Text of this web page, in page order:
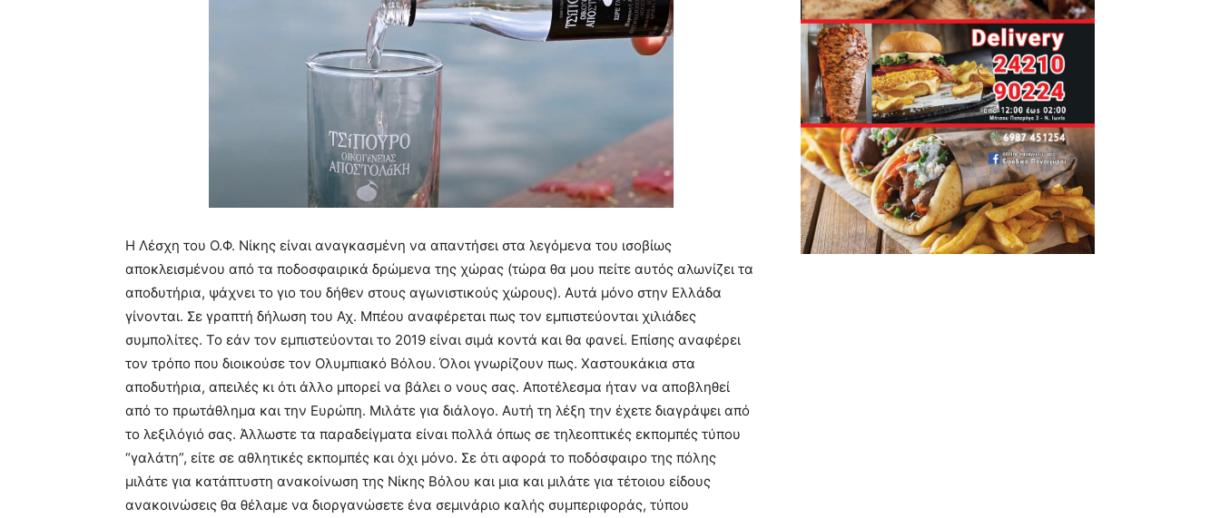
Η Λέσχη του Ο.Φ. Νίκης είναι αναγκασμένη να απαντήσει στα λεγόμενα του ισοβίως
αποκλεισμένου από τα ποδοσφαιρικά δρώμενα της χώρας (τώρα θα μου πείτε αυτός αλωνίζει τα
αποδυτήρια, ψάχνει το γιο του δήθεν στους αγωνιστικούς χώρους). Αυτά μόνο στην Ελλάδα
γίνονται. Σε γραπτή δήλωση του Αχ. Μπέου αναφέρεται πως τον εμπιστεύονται χιλιάδες
συμπολίτες. Το εάν τον εμπιστεύονται το 2019 είναι σιμά κοντά και θα φανεί. Επίσης αναφέρει
τον τρόπο που διοικούσε τον Ολυμπιακό Βόλου. Όλοι γνωρίζουν πως. Χαστουκάκια στα
αποδυτήρια, απειλές κι ότι άλλο μπορεί να βάλει ο νους σας. Αποτέλεσμα ήταν να αποβληθεί
από το πρωτάθλημα και την Ευρώπη. Μιλάτε για διάλογο. Αυτή τη λέξη την έχετε διαγράψει από
το λεξιλόγιό σας. Άλλωστε τα παραδείγματα είναι πολλά όπως σε τηλεοπτικές εκπομπές τύπου
“γαλάτη”, είτε σε αθλητικές εκπομπές και όχι μόνο. Σε ότι αφορά το ποδόσφαιρο της πόλης
μιλάτε για κατάπτυστη ανακοίνωση της Νίκης Βόλου και μια και μιλάτε για τέτοιου είδους
ανακοινώσεις θα θέλαμε να διοργανώσετε ένα σεμινάριο καλής συμπεριφοράς, τύπου